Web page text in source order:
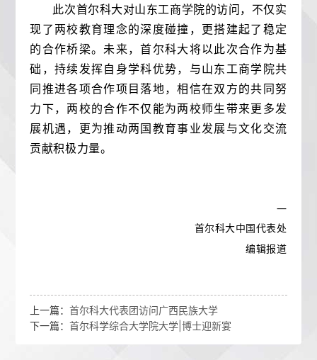
此次首尔科大对山东工商学院的访问，不仅实
现了两校教育理念的深度碰撞，更搭建起了稳定
的合作桥梁。未来，首尔科大将以此次合作为基
础，持续发挥自身学科优势，与山东工商学院共
同推进各项合作项目落地，相信在双方的共同努
力下，两校的合作不仅能为两校师生带来更多发
展机遇，更为推动两国教育事业发展与文化交流
贡献积极力量。
—
首尔科大中国代表处
编辑报道
上一篇：首尔科大代表团访问广西民族大学
下一篇：首尔科学综合大学院大学|博士迎新宴